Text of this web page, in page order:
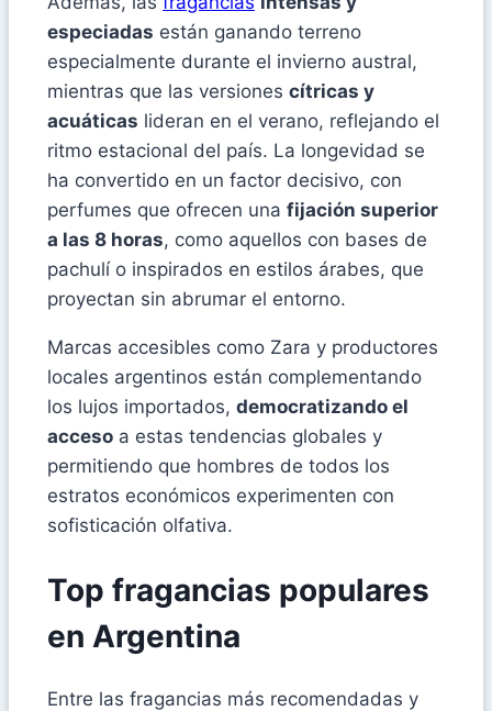
especiadas están ganando terreno
especialmente durante el invierno austral,
mientras que las versiones cítricas y
acuáticas lideran en el verano, reflejando el
ritmo estacional del país. La longevidad se
ha convertido en un factor decisivo, con
perfumes que ofrecen una fijación superior
a las 8 horas, como aquellos con bases de
pachulí o inspirados en estilos árabes, que
proyectan sin abrumar el entorno.
Marcas accesibles como Zara y productores
locales argentinos están complementando
los lujos importados, democratizando el
acceso a estas tendencias globales y
permitiendo que hombres de todos los
estratos económicos experimenten con
sofisticación olfativa.
Top fragancias populares
en Argentina
Entre las fragancias más recomendadas y